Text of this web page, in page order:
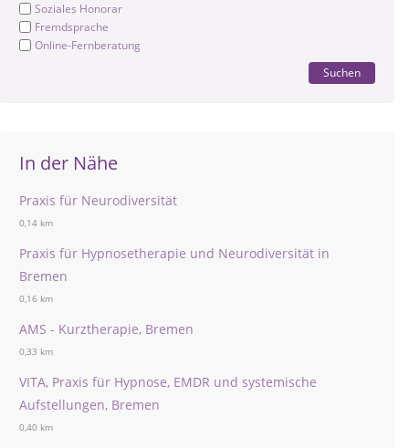
Soziales Honorar
Fremdsprache
Online-Fernberatung
Suchen
In der Nähe
Praxis für Neurodiversität
0,14 km
Praxis für Hypnosetherapie und Neurodiversität in
Bremen
0,16 km
AMS - Kurztherapie, Bremen
0,33 km
VITA, Praxis für Hypnose, EMDR und systemische
Aufstellungen, Bremen
0,40 km